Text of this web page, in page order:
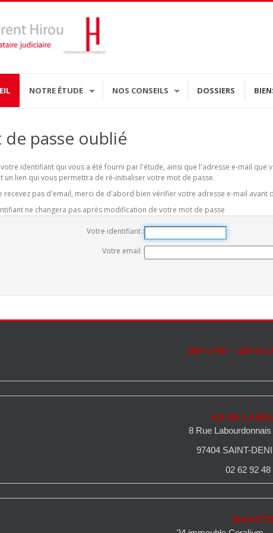
NOTRE ÉTUDE NOS CONSEILS DOSSIERS
passe oublié
votre identifiant qui vous a été fourni par l'étude, ainsi que l'adresse e-mail
un lien qui vous permettra de ré-initialiser votre mot de passe.
recevez pas d'email, merci de d'abord bien vérifier votre adresse e-mail avant
ne changera pas après modification de votre mot de passe
Votre identifiant
Votre email
100 % PEI - 100 %
ILE DE LA
8 Rue
97404 SAINT-
02 62 92 48